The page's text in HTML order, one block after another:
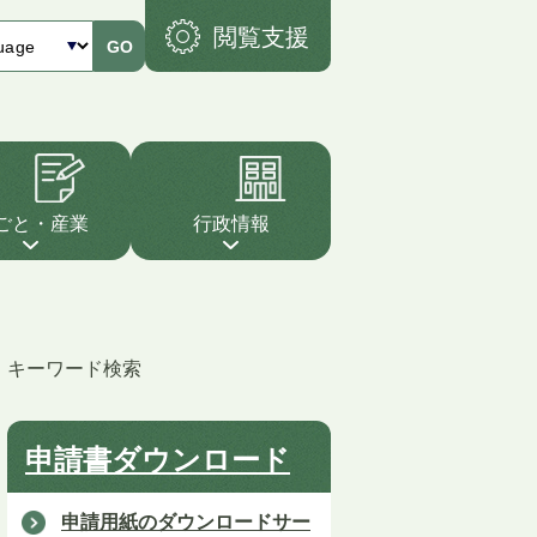
GO 閲覧支援
と・産業 行政情報
キーワード検索
申請書ダウンロード
申請用紙のダウンロードサー